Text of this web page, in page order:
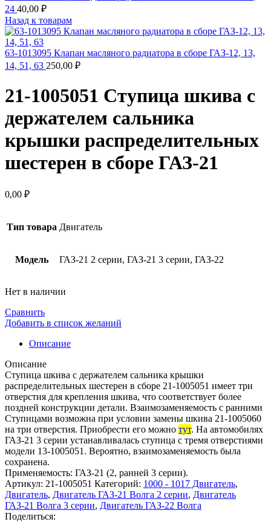
24 40,00 ₽
Назад к товарам
63-1013095 Клапан масляного радиатора в сборе ГАЗ-12, 13,
14, 51, 63 250,00 ₽
21-1005051 Ступица шкива с
держателем сальника
крышки распределительных
шестерен в сборе ГАЗ-21
0,00 ₽
Тип товара Двигатель
Модель ГАЗ-21 2 серии, ГАЗ-21 3 серии, ГАЗ-22
Нет в наличии
Сравнить
Добавить в список желаний
Описание
Описание
Ступица шкива с держателем сальника крышки
распределительных шестерен в сборе 21-1005051 имеет три
отверстия для крепления шкива, что соответствует более
поздней конструкции детали. Взаимозаменяемость с ранними
Ступицами возможна при условии замены шкива 21-1005060
на три отверстия. Приобрести его можно тут. На автомобилях
ГАЗ-21 3 серии устанавливалась ступица с тремя отверстиями
модели 13-1005051. Вероятно, взаимозаменяемость была
сохранена.
Применяемость: ГАЗ-21 (2, ранней 3 серии).
Артикул: 21-1005051 Категорий: 1000 - 1017 Двигатель,
Двигатель, Двигатель ГАЗ-21 Волга 2 серии, Двигатель
ГАЗ-21 Волга 3 серии, Двигатель ГАЗ-22 Волга
Поделиться: